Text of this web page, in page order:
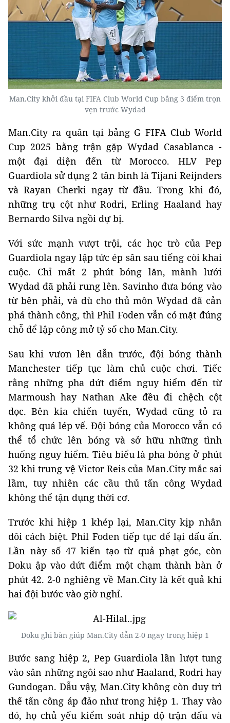
Man.City khởi đầu tại FIFA Club World Cup bằng 3 điểm trọn
vẹn trước Wydad
Man.City ra quân tại bảng G FIFA Club World
Cup 2025 bằng trận gặp Wydad Casablanca -
một đại diện đến từ Morocco. HLV Pep
Guardiola sử dụng 2 tân binh là Tijani Reijnders
và Rayan Cherki ngay từ đầu. Trong khi đó,
những trụ cột như Rodri, Erling Haaland hay
Bernardo Silva ngồi dự bị.
Với sức mạnh vượt trội, các học trò của Pep
Guardiola ngay lập tức ép sân sau tiếng còi khai
cuộc. Chỉ mất 2 phút bóng lăn, mành lưới
Wydad đã phải rung lên. Savinho đưa bóng vào
từ bên phải, và dù cho thủ môn Wydad đã cản
phá thành công, thì Phil Foden vẫn có mặt đúng
chỗ để lập công mở tỷ số cho Man.City.
Sau khi vươn lên dẫn trước, đội bóng thành
Manchester tiếp tục làm chủ cuộc chơi. Tiếc
rằng những pha dứt điểm nguy hiểm đến từ
Marmoush hay Nathan Ake đều đi chệch cột
dọc. Bên kia chiến tuyến, Wydad cũng tỏ ra
không quá lép vế. Đội bóng của Morocco vẫn có
thể tổ chức lên bóng và sở hữu những tình
huống nguy hiểm. Tiêu biểu là pha bóng ở phút
32 khi trung vệ Victor Reis của Man.City mắc sai
lầm, tuy nhiên các cầu thủ tấn công Wydad
không thể tận dụng thời cơ.
Trước khi hiệp 1 khép lại, Man.City kịp nhân
đôi cách biệt. Phil Foden tiếp tục để lại dấu ấn.
Lần này số 47 kiến tạo từ quả phạt góc, còn
Doku ập vào dứt điểm một chạm thành bàn ở
phút 42. 2-0 nghiêng về Man.City là kết quả khi
hai đội bước vào giờ nghỉ.
Doku ghi bàn giúp Man.City dẫn 2-0 ngay trong hiệp 1
Bước sang hiệp 2, Pep Guardiola lần lượt tung
vào sân những ngôi sao như Haaland, Rodri hay
Gundogan. Dẫu vậy, Man.City không còn duy trì
thế tấn công áp đảo như trong hiệp 1. Thay vào
đó, họ chủ yếu kiểm soát nhịp độ trận đấu và